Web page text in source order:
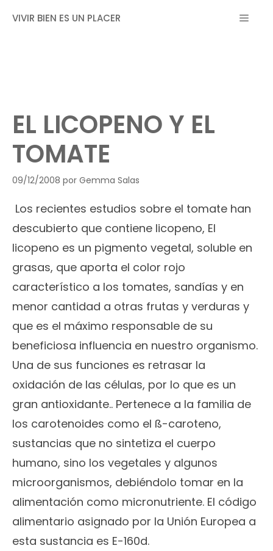
VIVIR BIEN ES UN PLACER MENÚ
EL LICOPENO Y EL
TOMATE
09/12/2008 por Gemma Salas
Los recientes estudios sobre el tomate han
descubierto que contiene licopeno, El
licopeno es un pigmento vegetal, soluble en
grasas, que aporta el color rojo
característico a los tomates, sandías y en
menor cantidad a otras frutas y verduras y
que es el máximo responsable de su
beneficiosa influencia en nuestro organismo.
Una de sus funciones es retrasar la
oxidación de las células, por lo que es un
gran antioxidante.. Pertenece a la familia de
los carotenoides como el ß-caroteno,
sustancias que no sintetiza el cuerpo
humano, sino los vegetales y algunos
microorganismos, debiéndolo tomar en la
alimentación como micronutriente. El código
alimentario asignado por la Unión Europea a
esta sustancia es E-160d.